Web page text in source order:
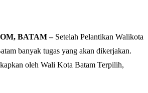
BATAM –Setelah Pelantikan Walikota
banyak tugas yang akan dikerjakan.
oleh Wali Kota Batam Terpilih,